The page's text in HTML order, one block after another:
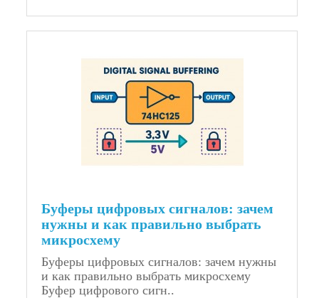
Буферы цифровых сигналов: зачем
нужны и как правильно выбрать
микросхему
Буферы цифровых сигналов: зачем нужны
и как правильно выбрать микросхему
Буфер цифрового сигн..